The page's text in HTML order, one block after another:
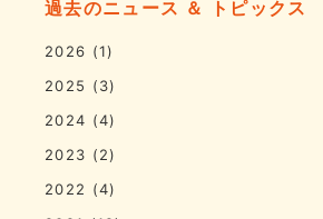
過去のニュース ＆ トピックス
2026 (1)
2025 (3)
2024 (4)
2023 (2)
2022 (4)